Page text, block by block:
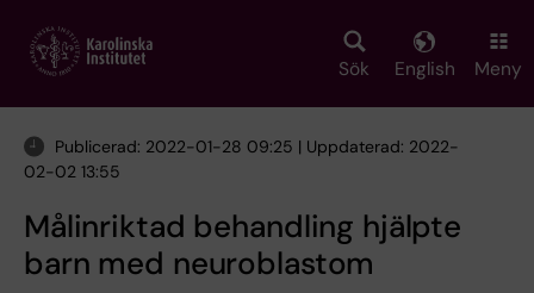
main
Sök English Meny
Publicerad: 2022-01-28 09:25 | Uppdaterad: 2022-
02-02 13:55
Målinriktad behandling hjälpte
barn med neuroblastom